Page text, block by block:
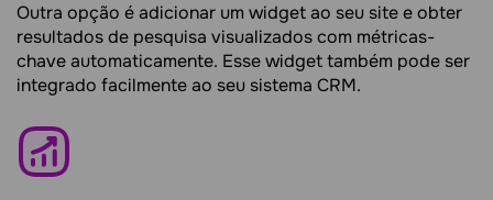
Outra opção é adicionar um widget ao seu site e obter
resultados de pesquisa visualizados com métricas-
chave automaticamente. Esse widget também pode ser
integrado facilmente ao seu sistema CRM.